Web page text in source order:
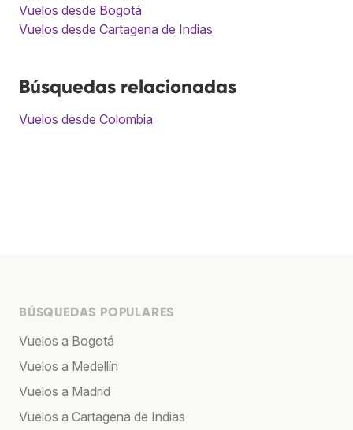
Vuelos desde Bogotá
Vuelos desde Cartagena de Indias
Búsquedas relacionadas
Vuelos desde Colombia
BÚSQUEDAS POPULARES
Vuelos a Bogotá
Vuelos a Medellín
Vuelos a Madrid
Vuelos a Cartagena de Indias